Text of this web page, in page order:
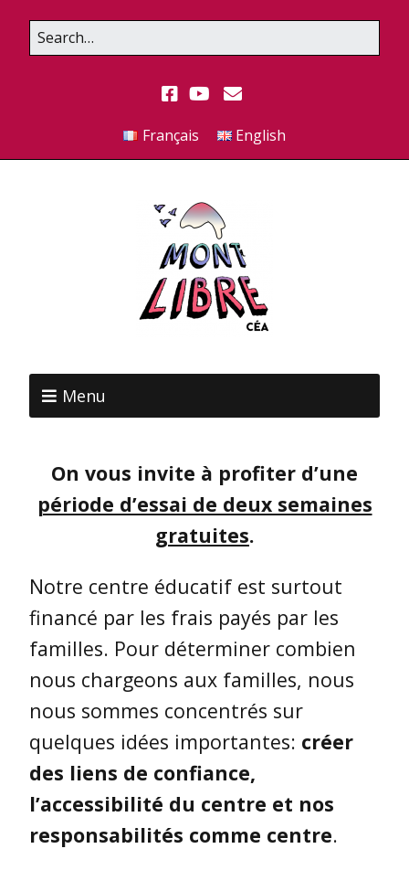
Français English
Menu
On vous invite à profiter d’une
période d’essai de deux semaines
gratuites.
Notre centre éducatif est surtout
financé par les frais payés par les
familles. Pour déterminer combien
nous chargeons aux familles, nous
nous sommes concentrés sur
quelques idées importantes: créer
des liens de confiance,
l’accessibilité du centre et nos
responsabilités comme centre.